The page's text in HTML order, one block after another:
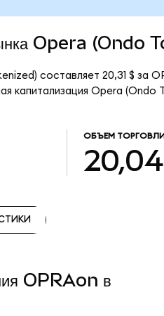
Opera (Ondo
составляет 20,31 $ за
капитализация Opera (Ondo
ОБЪЕМ
OPRAon в